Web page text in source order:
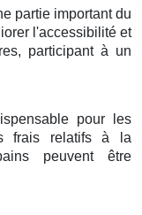
partie important du
l'accessibilité et
participant à un
pour les
frais relatifs à la
peuvent être